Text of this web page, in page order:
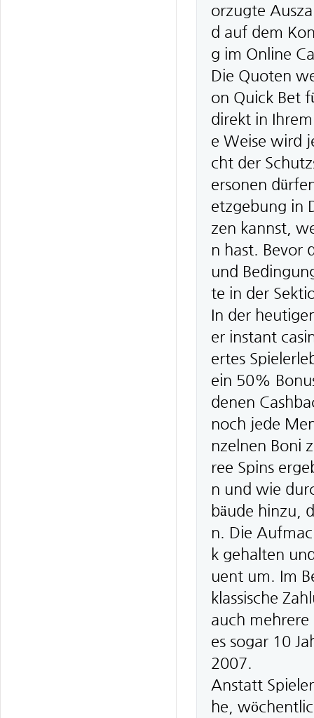
orzugte
d auf dem
g im Online
Die Quoten
on Quick Bet
direkt in
e Weise wird
cht der
ersonen
etzgebung in
zen kannst,
n hast. Bevor
und
te in der
In der
er instant
ertes
ein 50%
denen
noch jede
nzelnen Boni
ree Spins
n und wie
bäude hinzu,
n. Die
k gehalten
uent um. Im
klassische
auch
es sogar 10
2007.
Anstatt
he,